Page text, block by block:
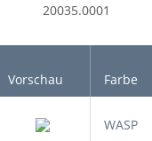
20035.0001
Vorschau Farbe
WASP